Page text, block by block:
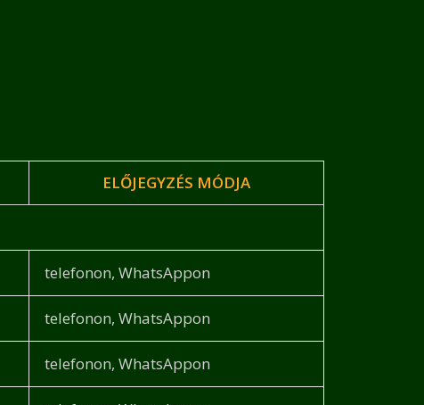
ELŐJEGYZÉS MÓDJA
telefonon, WhatsAppon
telefonon, WhatsAppon
telefonon, WhatsAppon